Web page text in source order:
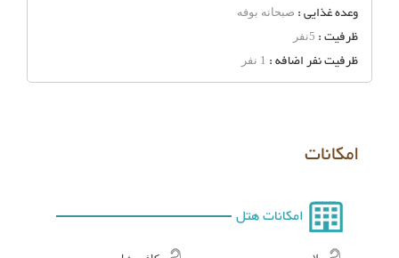
وعده غذایی : صبحانه بوفه
ظرفیت : 5نفر
ظرفیت نفر اضافه : 1 نفر
امکانات
امکانات هتل